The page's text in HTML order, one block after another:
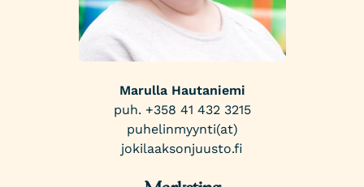
Marulla Hautaniemi
puh. +358 41 432 3215
puhelinmyynti(at)
jokilaaksonjuusto.fi